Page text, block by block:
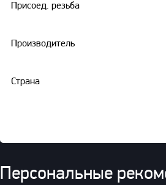
Присоед. резьба
Производитель
Страна
Персональные